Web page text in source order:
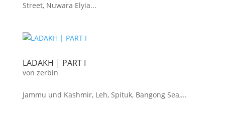
Street, Nuwara Elyia...
LADAKH | PART I
von zerbin
Jammu und Kashmir, Leh, Spituk, Bangong Sea,...